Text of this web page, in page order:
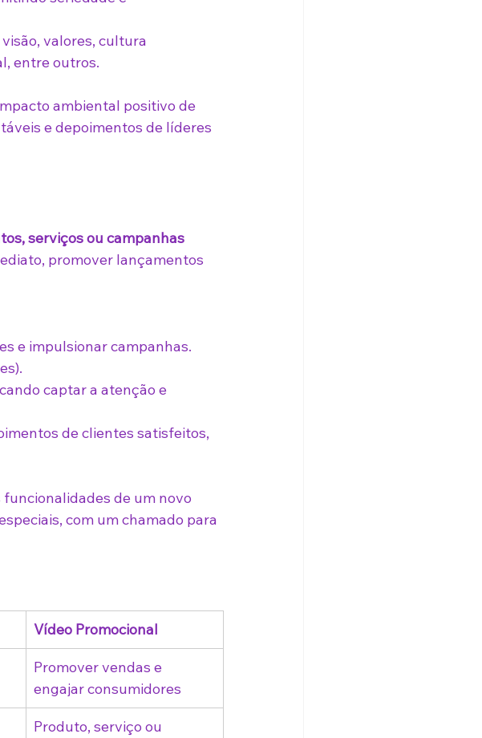
valores, cultura
entre outros.
ambiental positivo de
e depoimentos de líderes
serviços ou campanhas
promover lançamentos
e impulsionar campanhas.
captar a atenção e
de clientes satisfeitos,
de um novo
com um chamado para
Vídeo Promocional
Promover vendas e
engajar consumidores
Produto, serviço ou